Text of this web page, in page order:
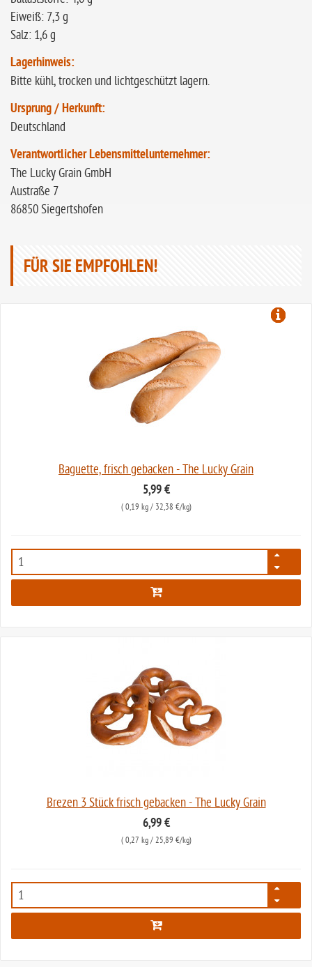
Eiweiß: 7,3 g
Salz: 1,6 g
Lagerhinweis:
Bitte kühl, trocken und lichtgeschützt lagern.
Ursprung / Herkunft:
Deutschland
Verantwortlicher Lebensmittelunternehmer:
The Lucky Grain GmbH
Austraße 7
86850 Siegertshofen
FÜR SIE EMPFOHLEN!
Baguette, frisch gebacken - The Lucky Grain
5,99 €
( 0,19 kg/ 32,38 €/kg)
5728
Brezen 3 Stück frisch gebacken - The Lucky Grain
6,99 €
( 0,27 kg/ 25,89 €/kg)
6389